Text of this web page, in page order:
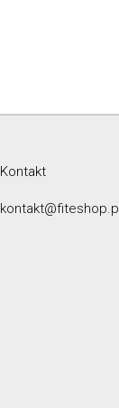
Kontakt
kontakt@fiteshop.pl